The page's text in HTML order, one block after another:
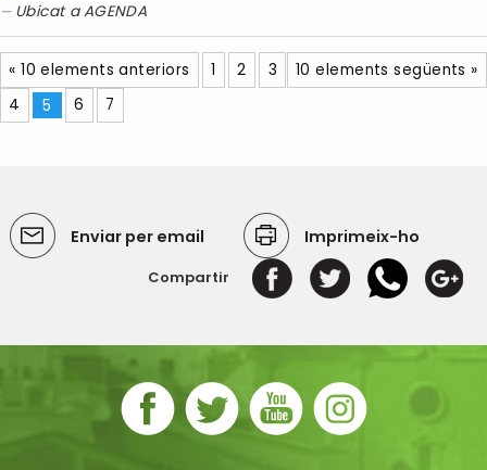
Ubicat aAGENDA
« 10 elements anteriors 10 elements següents »
1 2
3
4
5 6 7
Enviar per email Imprimeix-ho
Compartir